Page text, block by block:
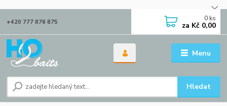
Menu
Hledat
+420 777 876 875 0 ks
za Kč 0,00